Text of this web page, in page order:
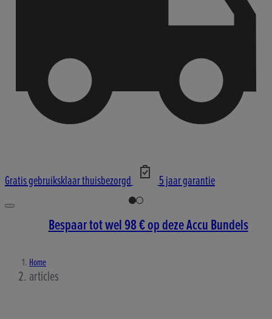
Gratis gebruiksklaar thuisbezorgd 5 jaar garantie
Bespaar tot wel 98 € op deze Accu Bundels
Home
articles